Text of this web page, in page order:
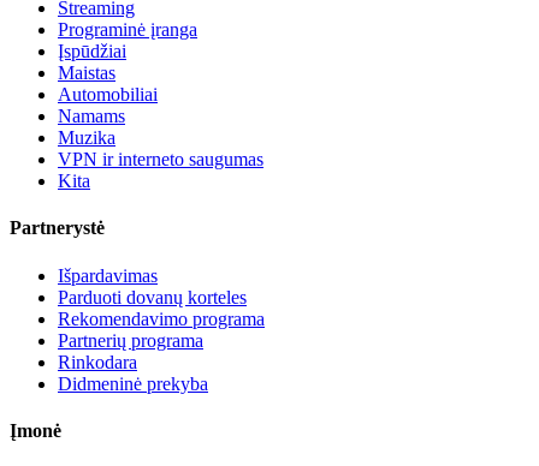
Streaming
Programinė įranga
Įspūdžiai
Maistas
Automobiliai
Namams
Muzika
VPN ir interneto saugumas
Kita
Partnerystė
Išpardavimas
Parduoti dovanų korteles
Rekomendavimo programa
Partnerių programa
Rinkodara
Didmeninė prekyba
Įmonė